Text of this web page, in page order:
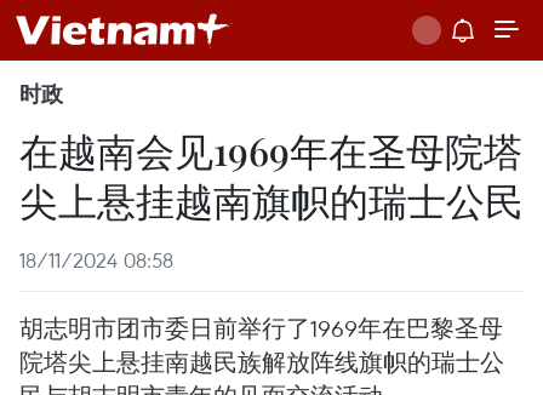
时政
在越南会见1969年在圣母院塔
尖上悬挂越南旗帜的瑞士公民
18/11/2024 08:58
胡志明市团市委日前举行了1969年在巴黎圣母
院塔尖上悬挂南越民族解放阵线旗帜的瑞士公